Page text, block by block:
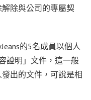
除與公司的專屬契
的5名成員以個人
證明」文件，這一般
出的文件，可說是相